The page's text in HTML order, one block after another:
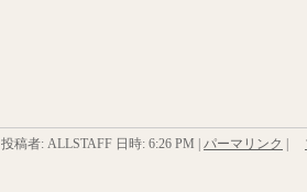
投稿者: ALLSTAFF 日時: 6:26 PM パーマリンク